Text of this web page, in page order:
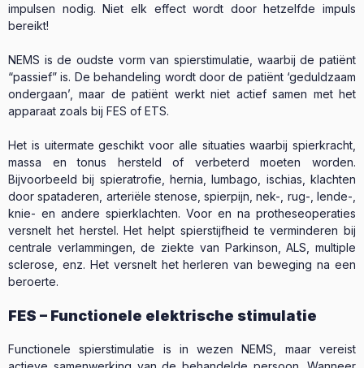
impulsen nodig. Niet elk effect wordt door hetzelfde impuls
bereikt!
NEMS is de oudste vorm van spierstimulatie, waarbij de patiënt
“passief” is. De behandeling wordt door de patiënt ‘geduldzaam
ondergaan’, maar de patiënt werkt niet actief samen met het
apparaat zoals bij FES of ETS.
Het is uitermate geschikt voor alle situaties waarbij spierkracht,
massa en tonus hersteld of verbeterd moeten worden.
Bijvoorbeeld bij spieratrofie, hernia, lumbago, ischias, klachten
door spataderen, arteriële stenose, spierpijn, nek-, rug-, lende-,
knie- en andere spierklachten. Voor en na protheseoperaties
versnelt het herstel. Het helpt spierstijfheid te verminderen bij
centrale verlammingen, de ziekte van Parkinson, ALS, multiple
sclerose, enz. Het versnelt het herleren van beweging na een
beroerte.
FES – Functionele elektrische stimulatie
Functionele spierstimulatie is in wezen NEMS, maar vereist